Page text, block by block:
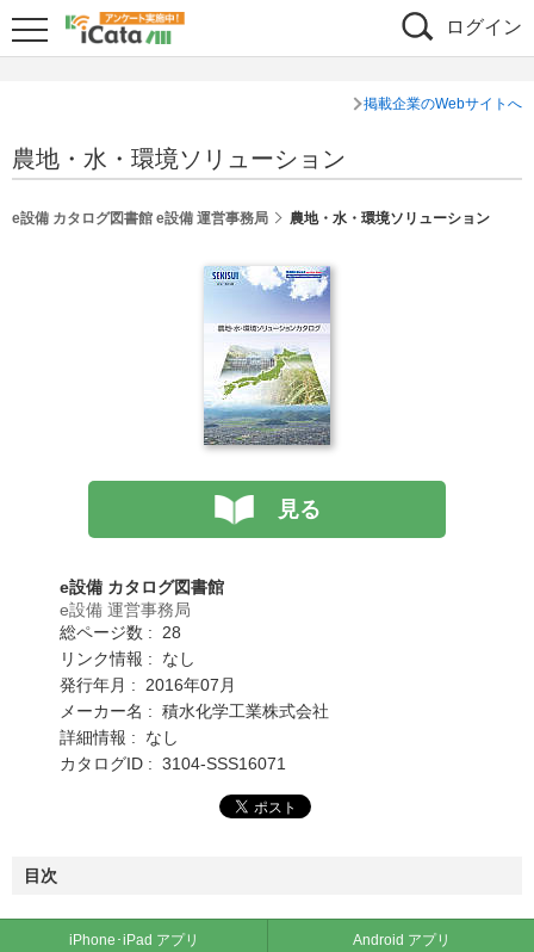
ログイン
掲載企業のWebサイトへ
農地・水・環境ソリューション
e設備 カタログ図書館 e設備 運営事務局 農地・水・環境ソリューション
見る
e設備 カタログ図書館
e設備 運営事務局
総ページ数 : 28
リンク情報 : なし
発行年月 : 2016年07月
メーカー名 : 積水化学工業株式会社
詳細情報 : なし
カタログID : 3104-SSS16071
目次
iPhone･iPad アプリ Android アプリ